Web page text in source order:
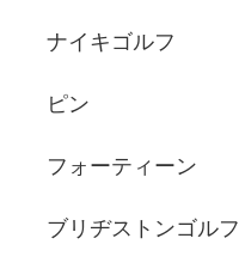
ナイキゴルフ
ピン
フォーティーン
ブリヂストンゴルフ